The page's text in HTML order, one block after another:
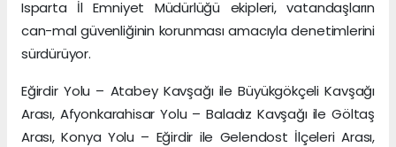
Isparta İl Emniyet Müdürlüğü ekipleri, vatandaşların
can-mal güvenliğinin korunması amacıyla denetimlerini
sürdürüyor.
Eğirdir Yolu – Atabey Kavşağı ile Büyükgökçeli Kavşağı
Arası, Afyonkarahisar Yolu – Baladız Kavşağı ile Göltaş
Arası, Konya Yolu – Eğirdir ile Gelendost İlçeleri Arası,